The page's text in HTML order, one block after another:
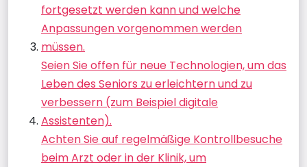
fortgesetzt werden kann und welche
Anpassungen vorgenommen werden
müssen.
Seien Sie offen für neue Technologien, um das
Leben des Seniors zu erleichtern und zu
verbessern (zum Beispiel digitale
Assistenten).
Achten Sie auf regelmäßige Kontrollbesuche
beim Arzt oder in der Klinik, um